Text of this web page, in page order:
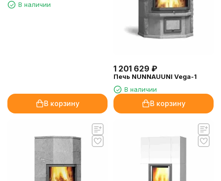
В наличии
В корзину
1 201 629 ₽
Печь NUNNAUUNI Vega-1
В наличии
В корзину